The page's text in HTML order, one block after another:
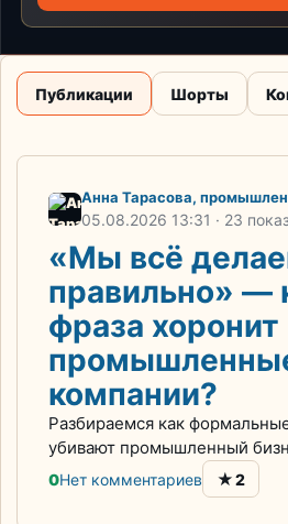
Публикации Шорты
Анна Тарасова,
05.08.2026 13:31 · 23
«Мы всё
правильно» —
фраза хоронит
компании?
Разбираемся как
убивают промышленный
0Нет комментариев ★2